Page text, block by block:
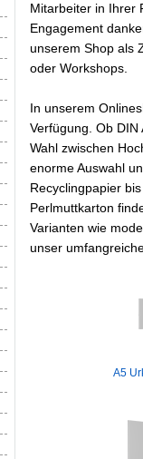
Mitarbeiter in Ihrer
Engagement
unserem Shop als
oder Workshops.
In unserem
Verfügung. Ob
Wahl zwischen
enorme Auswahl
Recyclingpapier
Perlmuttkarton
Varianten wie
unser
A5